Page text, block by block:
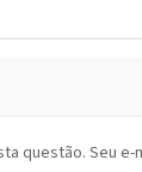
questão. Seu e-